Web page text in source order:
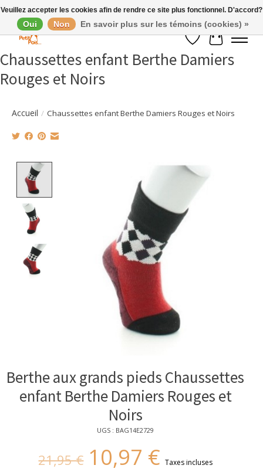
Liste de souhaits
Panier
Chaussettes enfant Berthe Damiers
Rouges et Noirs
Accueil / Chaussettes enfant Berthe Damiers Rouges et Noirs
Product image slideshow Items
Berthe aux grands pieds Chaussettes
enfant Berthe Damiers Rouges et
Noirs
UGS : BAG14E2729
21,95 € 10,97 € Taxes incluses
Veuillez accepter les cookies afin de rendre ce site plus fonctionnel. D'accord?
Oui Non En savoir plus sur les témoins (cookies) »